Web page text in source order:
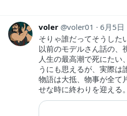
voler voler01
6月5日
そりゃ誰だってそうした
以前のモデルさん話の、
人生の最高潮で死にたい
うにも思えるが、実際は
物語は大抵、物事が全て
せな時に終わりを迎える。